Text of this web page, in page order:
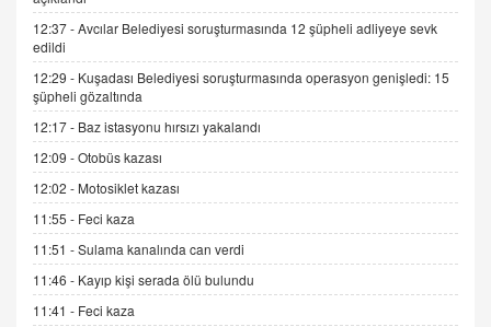
SEHER EREK
9.12.2025 10:11
İNCİ GÜL AKÖL
Trump Keşke Adana'yı da Ziyaret Etse...
06.07.2026 13:00
ADEM AKÖL
Esed Destekçilerinin Yüzüne Vurulan Şamar:
Sednaya
11.12.2024 12:30
12:37 -Avcılar Belediyesi soruşturmasında 12 şüpheli adliyeye sevk
edildi
12:29 - Kuşadası Belediyesi soruşturmasında operasyon genişledi: 15
şüpheli gözaltında
12:17 - Baz istasyonu hırsızı yakalandı
12:09 -Otobüs kazası
12:02 - Motosiklet kazası
11:55 - Feci kaza
11:51 -Sulama kanalında can verdi
11:46 - Kayıp kişi serada ölü bulundu
11:41 - Feci kaza